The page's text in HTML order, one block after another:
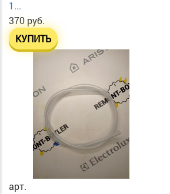
1...
370 руб.
КУПИТЬ
арт.